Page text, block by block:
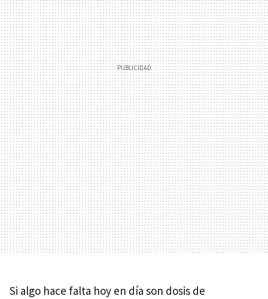
Si algo hace falta hoy en día son dosis de